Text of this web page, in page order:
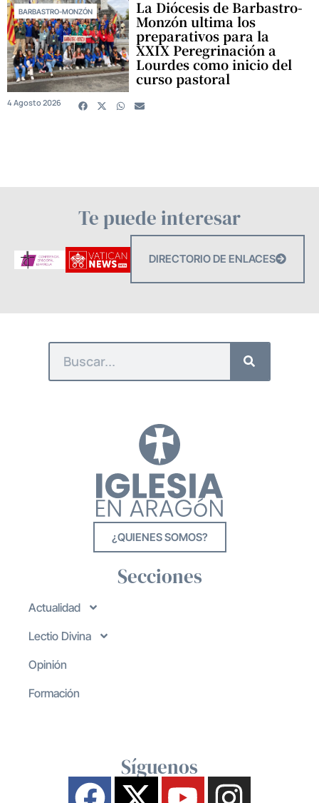
BARBASTRO-MONZÓN La Diócesis de Barbastro-
Monzón ultima los
preparativos para la
XXIX Peregrinación a
Lourdes como inicio del
curso pastoral
4 Agosto 2026
Te puede interesar
DIRECTORIO DE ENLACES
¿QUIENES SOMOS?
Secciones
Actualidad
Lectio Divina
Opinión
Formación
Síguenos